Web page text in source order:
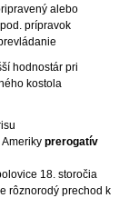
alebo
prípravok
hodnostár pri
kostola
prerogatív
18. storočia
rôznorodý prechod k